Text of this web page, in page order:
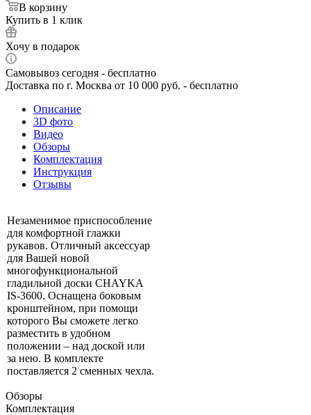
В корзину
Купить в 1 клик
Хочу в подарок
Самовывоз сегодня - бесплатно
Доставка по г. Москва от 10 000 руб. - бесплатно
Описание
3D фото
Видео
Обзоры
Комплектация
Инструкция
Отзывы
Незаменимое приспособление
для комфортной глажки
рукавов. Отличный аксессуар
для Вашей новой
многофункциональной
гладильной доски CHAYKA
IS-3600. Оснащена боковым
кронштейном, при помощи
которого Вы сможете легко
разместить в удобном
положении – над доской или
за нею. В комплекте
поставляется 2 сменных чехла.
Обзоры
Комплектация